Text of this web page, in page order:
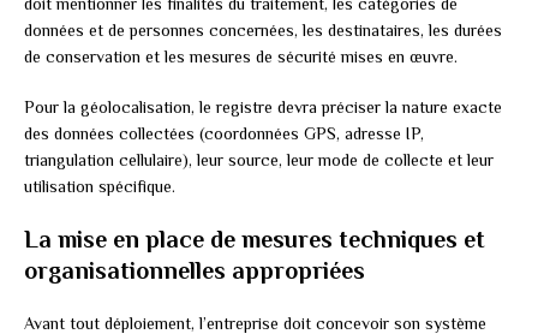
données et de personnes concernées, les destinataires, les durées
de conservation et les mesures de sécurité mises en œuvre.
Pour la géolocalisation, le registre devra préciser la nature exacte
des données collectées (coordonnées GPS, adresse IP,
triangulation cellulaire), leur source, leur mode de collecte et leur
utilisation spécifique.
La mise en place de mesures techniques et
organisationnelles appropriées
Avant tout déploiement, l’entreprise doit concevoir son système